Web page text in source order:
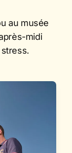
au musée
midi